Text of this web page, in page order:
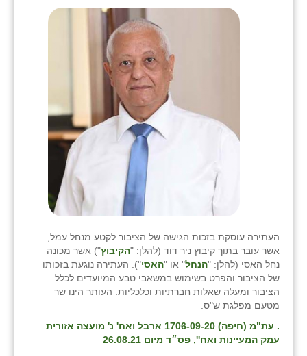
העתירה עוסקת בזכות הגישה של הציבור לקטע מנחל עמל,
אשר עובר בתוך קיבוץ ניר דוד (להלן: "הקיבוץ") אשר מכונה
נחל האסי (להלן: "הנחל" או "האסי"). העתירה נוגעת בזכותו
של הציבור והפרט בשימוש במשאבי טבע המיועדים לכלל
הציבור ומעלה שאלות חברתיות וכלכליות. העותר הינו שר
מטעם מפלגת ש"ס.
. עת"מ (חיפה) 1706-09-20 ארבל ואח' נ' מועצה אזורית
עמק המעיינות ואח'', פס״ד מיום 26.08.21